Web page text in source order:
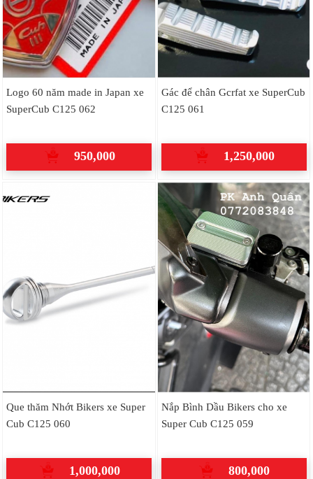
Logo 60 năm made in Japan xe
SuperCub C125 062
950,000
Gác để chân Gcrfat xe SuperCub
C125 061
1,250,000
Que thăm Nhớt Bikers xe Super
Cub C125 060
1,000,000
Nắp Bình Dầu Bikers cho xe
Super Cub C125 059
800,000